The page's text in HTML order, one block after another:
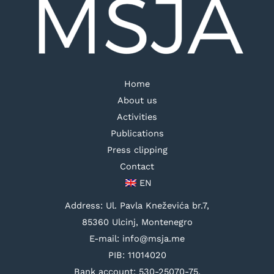
Home
About us
Activities
Publications
Press clipping
Contact
EN
Address: Ul. Pavla Kneževića br.7,
85360 Ulcinj, Montenegro
E-mail: info@msja.me
PIB: 11014020
Bank account: 530-25070-75,